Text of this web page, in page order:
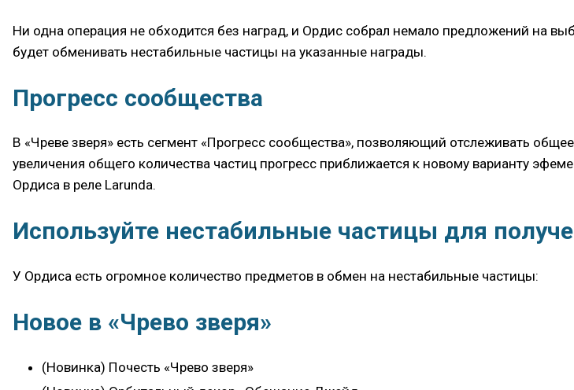
Ни одна операция не обходится без наград, и Ордис собрал немало предложений на
будет обменивать нестабильные частицы на указанные награды.
Прогресс сообщества
В «Чреве зверя» есть сегмент «Прогресс сообщества», позволяющий отслеживать
увеличения общего количества частиц прогресс приближается к новому варианту
Ордиса в реле Larunda.
Используйте нестабильные частицы для
У Ордиса есть огромное количество предметов в обмен на нестабильные частицы:
Новое в «Чрево зверя»
(Новинка) Почесть «Чрево зверя»